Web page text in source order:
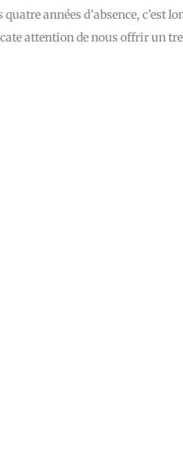
années d’absence, c’est
attention de nous offrir un